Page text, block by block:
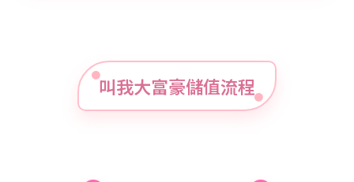
叫我大富豪儲值流程